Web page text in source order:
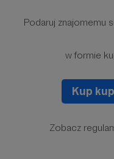
Podaruj znajomemu
w formie
Kup
Zobacz